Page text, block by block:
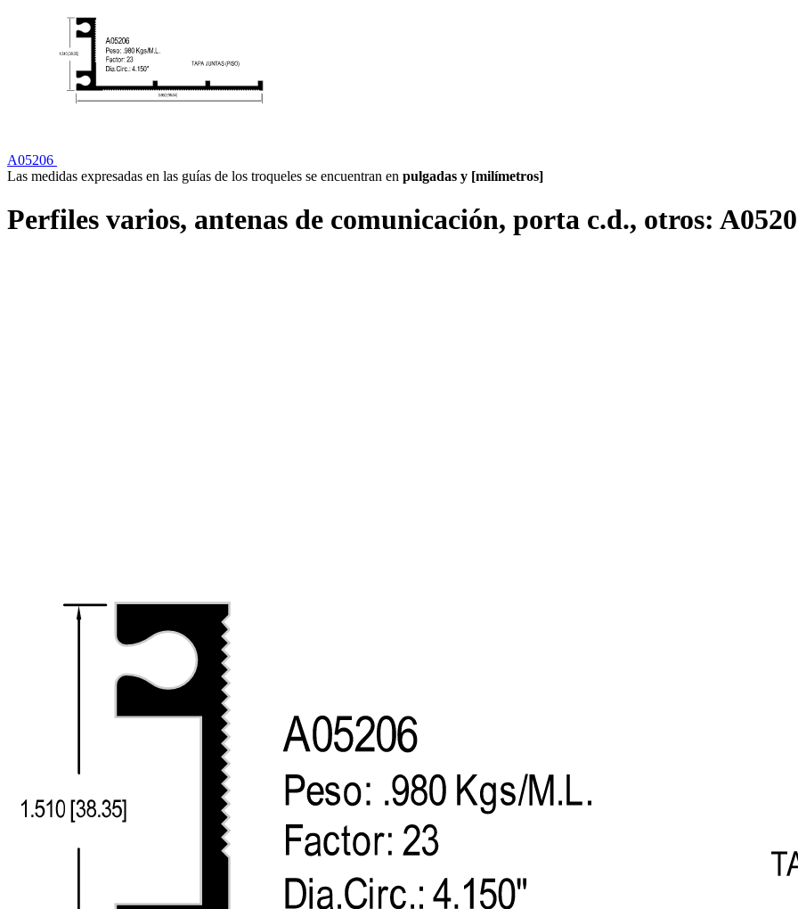
A05206
Las medidas expresadas en las guías de los troqueles se encuentran en pulgadas y [milímetros]
Perfiles varios, antenas de comunicación, porta c.d., otros: